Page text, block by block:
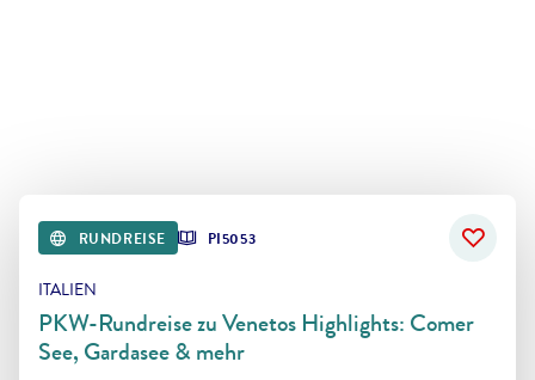
RUNDREISE PI5053
ITALIEN
PKW-Rundreise zu Venetos Highlights: Comer
See, Gardasee & mehr